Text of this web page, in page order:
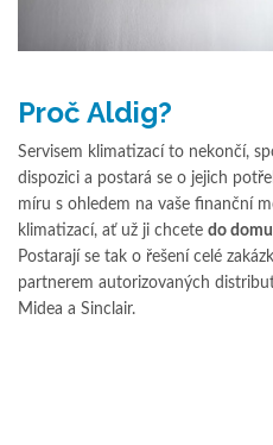
Proč Aldig?
Servisem klimatizací to nekončí,
dispozici a postará se o jejich
míru s ohledem na vaše finanční
klimatizací, ať už ji chcete do
Postarají se tak o řešení celé
partnerem autorizovaných
Midea a Sinclair.